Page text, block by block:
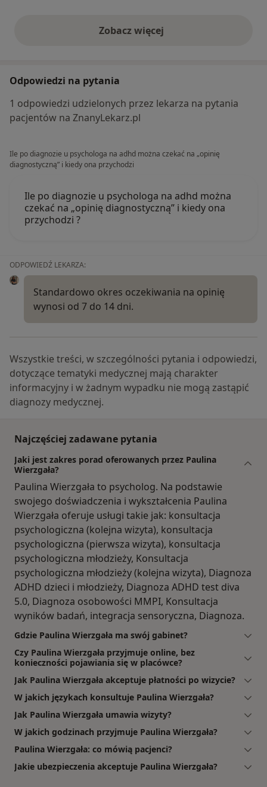
Zobacz więcejopinie powyżej
Odpowiedzi na pytania
1 odpowiedzi udzielonych przez lekarza na pytania
pacjentów na ZnanyLekarz.pl
Ile po diagnozie u psychologa na adhd można czekać na „opinię
diagnostyczną” i kiedy ona przychodzi
Ile po diagnozie u psychologa na adhd można
czekać na „opinię diagnostyczną” i kiedy ona
przychodzi ?
ODPOWIEDŹ LEKARZA:
Standardowo okres oczekiwania na opinię
wynosi od 7 do 14 dni.
Wszystkie treści, w szczególności pytania i odpowiedzi,
dotyczące tematyki medycznej mają charakter
informacyjny i w żadnym wypadku nie mogą zastąpić
diagnozy medycznej.
Najczęściej zadawane pytania
Jaki jest zakres porad oferowanych przez Paulina
Wierzgała?
Paulina Wierzgała to psycholog. Na podstawie
swojego doświadczenia i wykształcenia Paulina
Wierzgała oferuje usługi takie jak: konsultacja
psychologiczna (kolejna wizyta), konsultacja
psychologiczna (pierwsza wizyta), konsultacja
psychologiczna młodzieży, Konsultacja
psychologiczna młodzieży (kolejna wizyta), Diagnoza
ADHD dzieci i młodzieży, Diagnoza ADHD test diva
5.0, Diagnoza osobowości MMPI, Konsultacja
wyników badań, integracja sensoryczna, Diagnoza.
Gdzie Paulina Wierzgała ma swój gabinet?
Czy Paulina Wierzgała przyjmuje online, bez
konieczności pojawiania się w placówce?
Jak Paulina Wierzgała akceptuje płatności po wizycie?
W jakich językach konsultuje Paulina Wierzgała?
Jak Paulina Wierzgała umawia wizyty?
W jakich godzinach przyjmuje Paulina Wierzgała?
Paulina Wierzgała: co mówią pacjenci?
Jakie ubezpieczenia akceptuje Paulina Wierzgała?